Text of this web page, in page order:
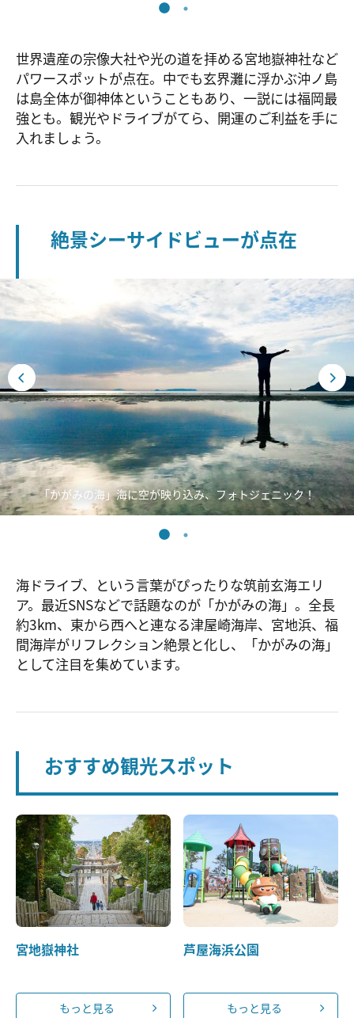
世界遺産の宗像大社や光の道を拝める宮地嶽神社など
パワースポットが点在。中でも玄界灘に浮かぶ沖ノ島
は島全体が御神体ということもあり、一説には福岡最
強とも。観光やドライブがてら、開運のご利益を手に
入れましょう。
絶景シーサイドビューが点在
「かがみの海」海に空が映り込み、フォトジェニック！
海ドライブ、という言葉がぴったりな筑前玄海エリ
ア。最近SNSなどで話題なのが「かがみの海」。全長
約3km、東から西へと連なる津屋崎海岸、宮地浜、福
間海岸がリフレクション絶景と化し、「かがみの海」
として注目を集めています。
おすすめ観光スポット
宮地嶽神社
もっと見る
芦屋海浜公園
もっと見る